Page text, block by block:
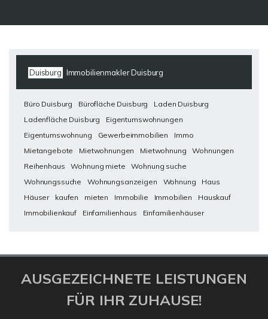
Duisburg Immobilienmakler Duisburg
Büro Duisburg Bürofläche Duisburg
Laden Duisburg
Ladenfläche Duisburg
Eigentumswohnungen
Eigentumswohnung
Gewerbeimmobilien
Immo
Mietangebote
Mietwohnungen Mietwohnung
Wohnungen
Reihenhaus
Wohnung miete
Wohnung suche
Wohnungssuche
Wohnungsanzeigen Wohnung
Haus
Häuser
kaufen mieten Immobilie Immobilien
Hauskauf
Immobilienkauf
Einfamilienhaus Einfamilienhäuser
AUSGEZEICHNETE LEISTUNGEN
FÜR IHR ZUHAUSE!